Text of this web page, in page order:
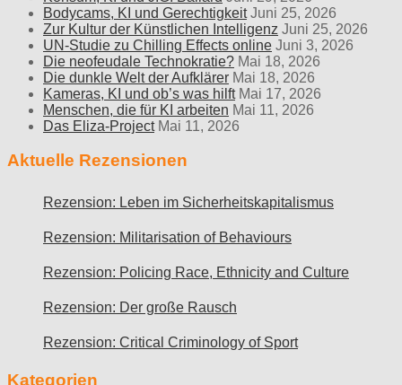
Bodycams, KI und Gerechtigkeit Juni 25, 2026
Zur Kultur der Künstlichen Intelligenz Juni 25, 2026
UN-Studie zu Chilling Effects online Juni 3, 2026
Die neofeudale Technokratie? Mai 18, 2026
Die dunkle Welt der Aufklärer Mai 18, 2026
Kameras, KI und ob’s was hilft Mai 17, 2026
Menschen, die für KI arbeiten Mai 11, 2026
Das Eliza-Project Mai 11, 2026
Aktuelle Rezensionen
Rezension: Leben im Sicherheitskapitalismus
Rezension: Militarisation of Behaviours
Rezension: Policing Race, Ethnicity and Culture
Rezension: Der große Rausch
Rezension: Critical Criminology of Sport
Kategorien